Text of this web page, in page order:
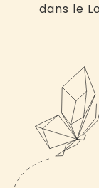
dans le